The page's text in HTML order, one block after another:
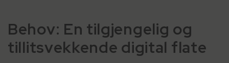
Behov: En tilgjengelig og
tillitsvekkende digital flate